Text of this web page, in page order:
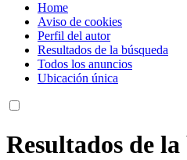
Home
Aviso de cookies
Perfil del autor
Resultados de la búsqueda
Todos los anuncios
Ubicación única
Resultados de